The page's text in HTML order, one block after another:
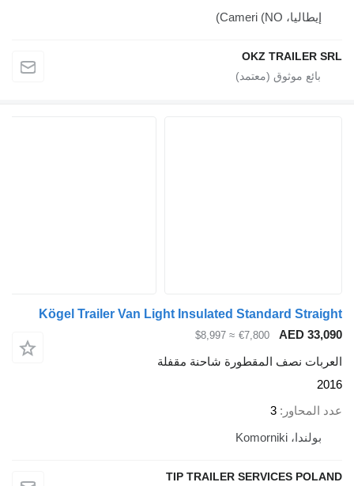
إيطاليا، Cameri (NO)
OKZ TRAILER SRL
Kögel Trailer Van Light Insulated Standard Straight
AED 33,090
€7,800
≈ $8,997
العربات نصف المقطورة شاحنة مقفلة
2016
عدد المحاور
3
بولندا، Komorniki
TIP TRAILER SERVICES POLAND